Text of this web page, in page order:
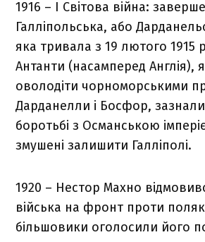
1916 – І Світова війна:
Галліпольська, або
яка тривала з 19 лютого 1915
Антанти (насамперед Англія),
оволодіти чорноморськими
Дарданелли і Босфор, зазнали
боротьбі з Османською
змушені залишити Галліполі.
1920 – Нестор Махно
війська на фронт проти
більшовики оголосили його